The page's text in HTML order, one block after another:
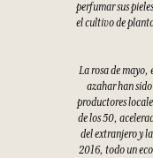
perfumar sus
el cultivo de
La rosa de
azahar han
productores
de los 50,
del extranjero y
2016, todo un